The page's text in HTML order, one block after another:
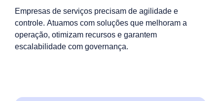
Empresas de serviços precisam de agilidade e
controle. Atuamos com soluções que melhoram a
operação, otimizam recursos e garantem
escalabilidade com governança.